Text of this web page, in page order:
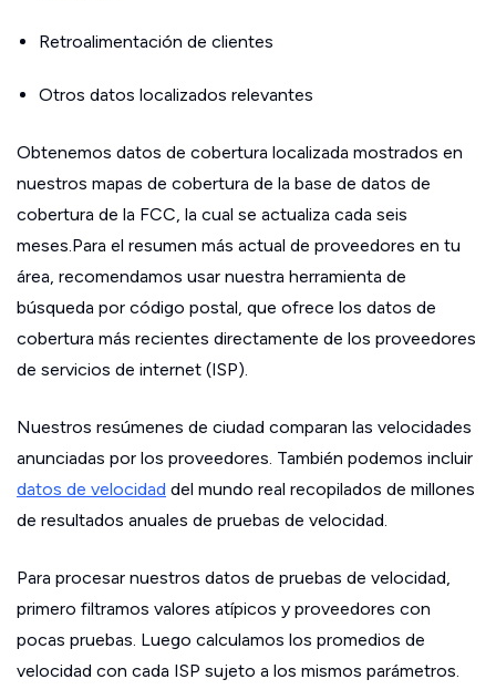
Retroalimentación de clientes
Otros datos localizados relevantes
Obtenemos datos de cobertura localizada mostrados en
nuestros mapas de cobertura de la base de datos de
cobertura de la FCC, la cual se actualiza cada seis
meses.Para el resumen más actual de proveedores en tu
área, recomendamos usar nuestra herramienta de
búsqueda por código postal, que ofrece los datos de
cobertura más recientes directamente de los proveedores
de servicios de internet (ISP).
Nuestros resúmenes de ciudad comparan las velocidades
anunciadas por los proveedores. También podemos incluir
datos de velocidad del mundo real recopilados de millones
de resultados anuales de pruebas de velocidad.
Para procesar nuestros datos de pruebas de velocidad,
primero filtramos valores atípicos y proveedores con
pocas pruebas. Luego calculamos los promedios de
velocidad con cada ISP sujeto a los mismos parámetros.